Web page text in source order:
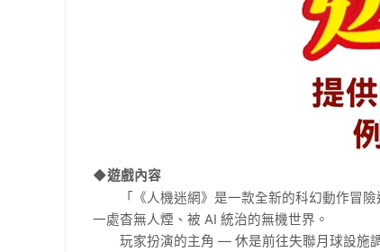
◆遊戲內容
「《人機迷網》是一款全新的科幻動作冒險
一處杳無人煙、被 AI 統治的無機世界。
玩家扮演的主角 — 休是前往失聯月球設施